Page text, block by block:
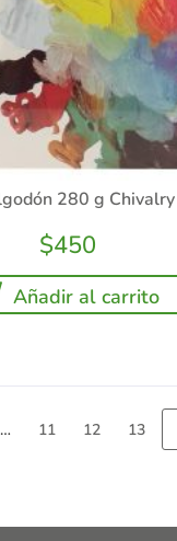
280 g
$450
Añadir al carrito
… 11 12 13